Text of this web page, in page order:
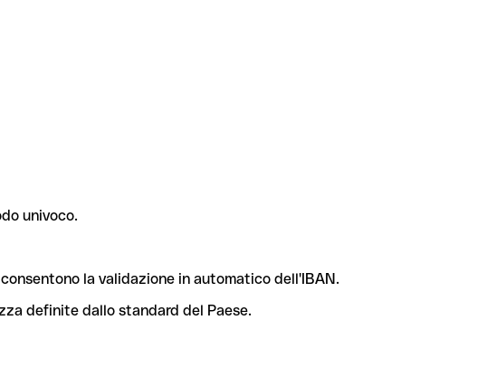
univoco.
la validazione in automatico dell'IBAN.
definite dallo standard del Paese.